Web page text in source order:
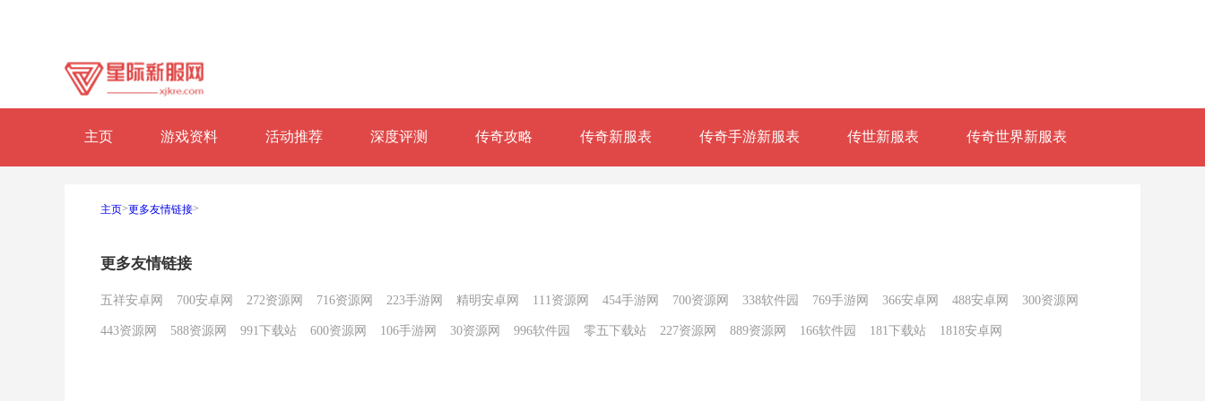
主页 游戏资料 活动推荐 深度评测 传奇攻略 传奇新服表 传奇手游新服表 传世新服表 传奇世界新服表
主页>更多友情链接>
更多友情链接
五祥安卓网 700安卓网 272资源网 716资源网 223手游网 精明安卓网 111资源网 454手游网 700资源网 338软件园 769手游网 366安卓网 488安卓网 300资源网
443资源网 588资源网 991下载站 600资源网 106手游网 30资源网 996软件园 零五下载站 227资源网 889资源网 166软件园 181下载站 1818安卓网